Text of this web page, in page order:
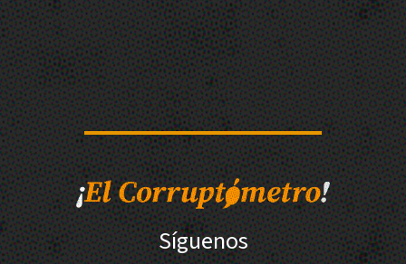
Síguenos